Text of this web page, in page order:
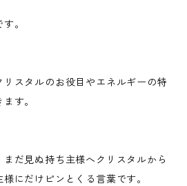
。
リスタルのお役目やエネルギーの特
す。
まだ見ぬ持ち主様へクリスタルから
にだけピンとくる言葉です。